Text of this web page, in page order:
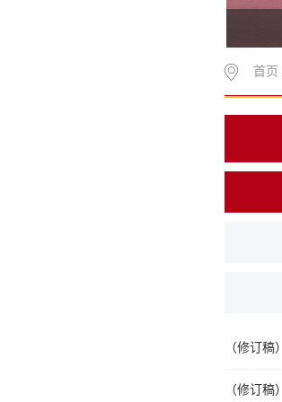
首页
辽宁师范大学海华学院差旅费管理 办法（修订稿）
辽宁师范大学海华学院差旅费管理 办法（修订稿）